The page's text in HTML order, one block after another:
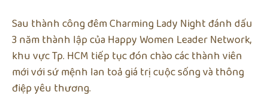
Sau thành công đêm Charming Lady Night đánh dấu
3 năm thành lập của Happy Women Leader Network,
khu vực Tp. HCM tiếp tục đón chào các thành viên
mới với sứ mệnh lan toả giá trị cuộc sống và thông
điệp yêu thương.